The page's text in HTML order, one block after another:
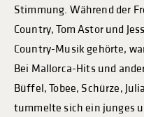
Stimmung. Während der
Country, Tom Astor und
Country-Musik gehörte,
Bei Mallorca-Hits und
Büffel, Tobee, Schürze,
tummelte sich ein junges